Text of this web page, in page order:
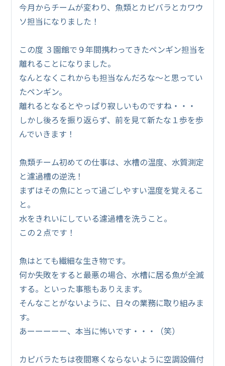
今月からチームが変わり、魚類とカピバラとカワウ
ソ担当になりました！
この度 ３園館で９年間携わってきたペンギン担当を
離れることになりました。
なんとなくこれからも担当なんだろな～と思ってい
たペンギン。
離れるとなるとやっぱり寂しいものですね・・・
しかし後ろを振り返らず、前を見て新たな１歩を歩
んでいきます！
魚類チーム初めての仕事は、水槽の温度、水質測定
と濾過槽の逆洗！
まずはその魚にとって過ごしやすい温度を覚えるこ
と。
水をきれいにしている濾過槽を洗うこと。
この２点です！
魚はとても繊細な生き物です。
何か失敗をすると最悪の場合、水槽に居る魚が全滅
する。といった事態もありえます。
そんなことがないように、日々の業務に取り組みま
す。
あーーーーー、本当に怖いです・・・（笑）
カピバラたちは夜間寒くならないように空調設備付